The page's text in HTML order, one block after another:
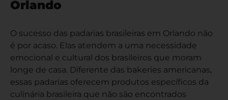
Orlando
O sucesso das padarias brasileiras em Orlando não
é por acaso. Elas atendem a uma necessidade
emocional e cultural dos brasileiros que moram
longe de casa. Diferente das bakeries americanas,
essas padarias oferecem produtos específicos da
culinária brasileira que não são encontrados